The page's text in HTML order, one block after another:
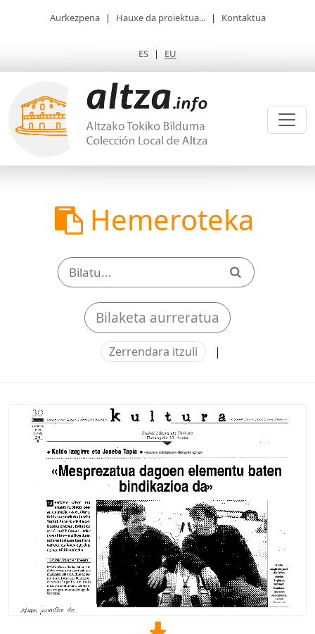
Aurkezpena | Hauxe da proiektua... | Kontaktua
ES | EU
Hemeroteka
Bilaketa aurreratua
Zerrendara itzuli |